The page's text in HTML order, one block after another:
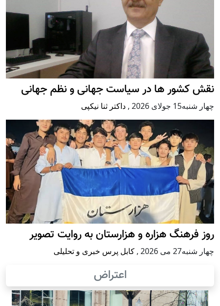
نقش کشور ها در سیاست جهانی و نظم جهانی
چهار شنبه15 جولای 2026 , داکتر ثنا نیکپی
روز فرهنگ هزاره و هزارستان به روایت تصویر
چهار شنبه27 می 2026 , کابل پرس خبری و تحلیلی
اعتراض